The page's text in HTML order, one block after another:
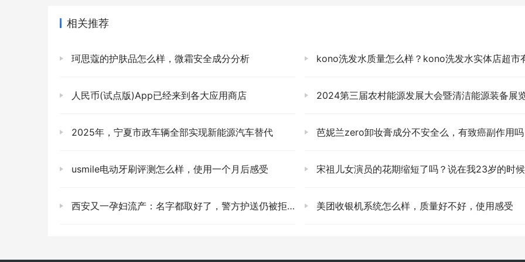
相关推荐
珂思蔻的护肤品怎么样，微霜安全成分分析 kono洗发水质量怎么样？kono洗发水实体店超市有卖
人民币(试点版)App已经来到各大应用商店 2024第三届农村能源发展大会暨清洁能源装备展
2025年，宁夏市政车辆全部实现新能源汽车替代 芭妮兰zero卸妆膏成分不安全么，有致癌副作用吗
usmile电动牙刷评测怎么样，使用一个月后感受 宋祖儿女演员的花期缩短了吗？说在我23岁的时候表现得像个母亲
西安又一孕妇流产：名字都取好了，警方护送仍被拒绝接诊 美团收银机系统怎么样，质量好不好，使用感受